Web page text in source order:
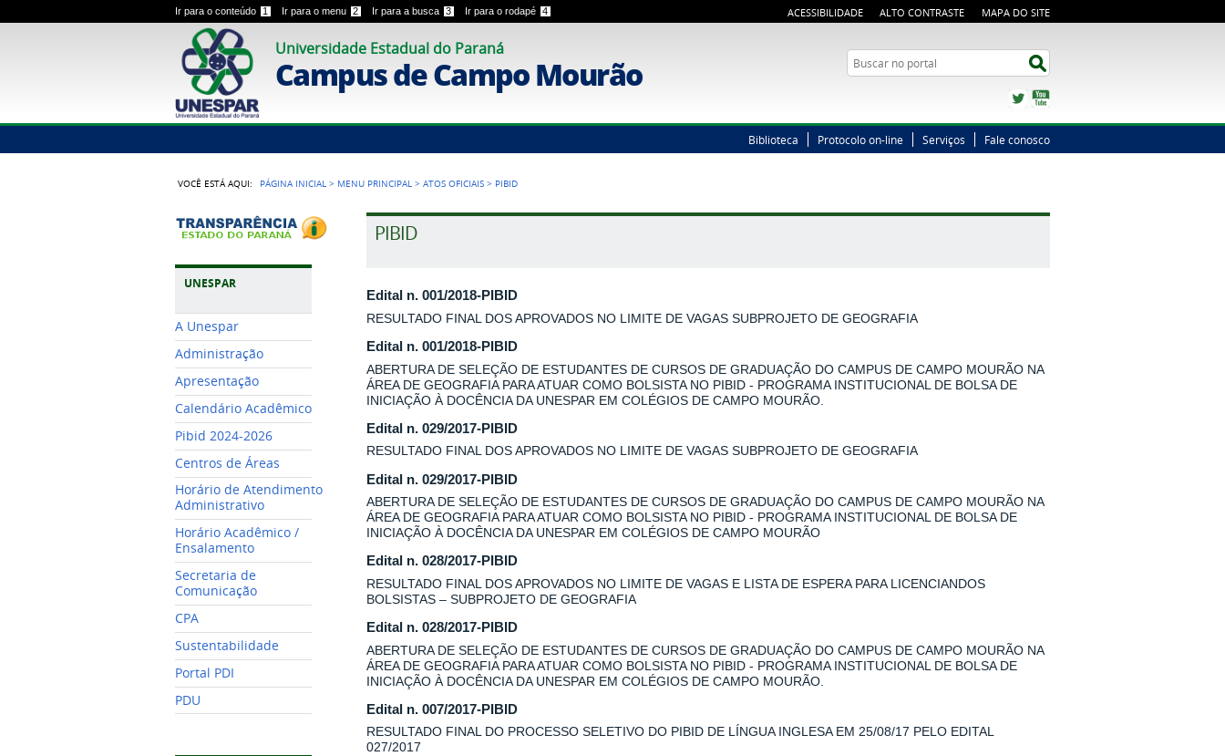
Ir para o conteúdo 1 Ir para o menu 2 Ir para a busca 3 Ir para o rodapé 4 ACESSIBILIDADE ALTO CONTRASTE MAPA DO SITE
Universidade Estadual do Paraná
Campus de Campo Mourão Busca
Twitter
Biblioteca Protocolo on-line Serviços Fale conosco
VOCÊ ESTÁ AQUI: PÁGINA INICIAL > MENU PRINCIPAL >ATOS OFICIAIS > PIBID
UNESPAR
A Unespar
Administração
Apresentação
Calendário Acadêmico
Pibid 2024-2026
Centros de Áreas
Horário de Atendimento
Administrativo
Horário Acadêmico /
Ensalamento
Secretaria de
Comunicação
CPA
Sustentabilidade
Portal PDI
PDU
PIBID
Edital n. 001/2018-PIBID
RESULTADO FINAL DOS APROVADOS NO LIMITE DE VAGAS SUBPROJETO DE GEOGRAFIA
Edital n. 001/2018-PIBID
ABERTURA DE SELEÇÃO DE ESTUDANTES DE CURSOS DE GRADUAÇÃO DO CAMPUS DE CAMPO MOURÃO NA
ÁREA DE GEOGRAFIA PARA ATUAR COMO BOLSISTA NO PIBID - PROGRAMA INSTITUCIONAL DE BOLSA DE
INICIAÇÃO À DOCÊNCIA DA UNESPAR EM COLÉGIOS DE CAMPO MOURÃO.
Edital n. 029/2017-PIBID
RESULTADO FINAL DOS APROVADOS NO LIMITE DE VAGAS SUBPROJETO DE GEOGRAFIA
Edital n. 029/2017-PIBID
ABERTURA DE SELEÇÃO DE ESTUDANTES DE CURSOS DE GRADUAÇÃO DO CAMPUS DE CAMPO MOURÃO NA
ÁREA DE GEOGRAFIA PARA ATUAR COMO BOLSISTA NO PIBID - PROGRAMA INSTITUCIONAL DE BOLSA DE
INICIAÇÃO À DOCÊNCIA DA UNESPAR EM COLÉGIOS DE CAMPO MOURÃO
Edital n. 028/2017-PIBID
RESULTADO FINAL DOS APROVADOS NO LIMITE DE VAGAS E LISTA DE ESPERA PARA LICENCIANDOS
BOLSISTAS – SUBPROJETO DE GEOGRAFIA
Edital n. 028/2017-PIBID
ABERTURA DE SELEÇÃO DE ESTUDANTES DE CURSOS DE GRADUAÇÃO DO CAMPUS DE CAMPO MOURÃO NA
ÁREA DE GEOGRAFIA PARA ATUAR COMO BOLSISTA NO PIBID - PROGRAMA INSTITUCIONAL DE BOLSA DE
INICIAÇÃO À DOCÊNCIA DA UNESPAR EM COLÉGIOS DE CAMPO MOURÃO.
Edital n. 007/2017-PIBID
RESULTADO FINAL DO PROCESSO SELETIVO DO PIBID DE LÍNGUA INGLESA EM 25/08/17 PELO EDITAL
027/2017